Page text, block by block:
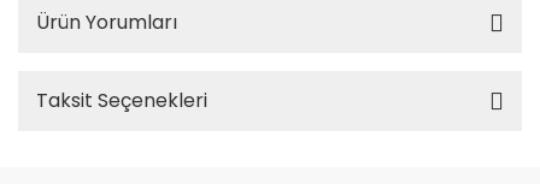
Ürün Yorumları
Taksit Seçenekleri